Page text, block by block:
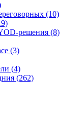
(10)
решения (8)
(3)
(4)
(262)